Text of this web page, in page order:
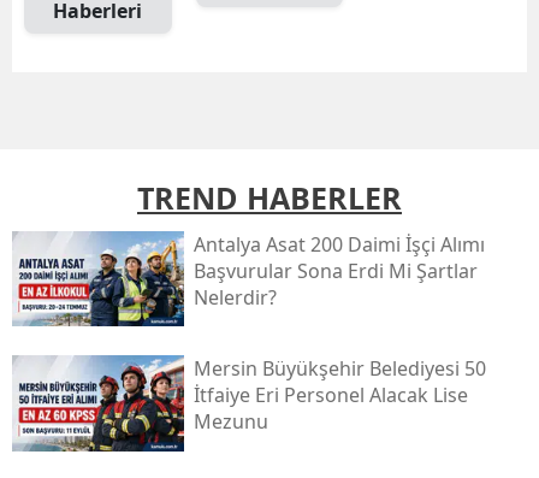
Haberleri
TREND HABERLER
Antalya Asat 200 Daimi İşçi Alımı
Başvurular Sona Erdi Mi Şartlar
Nelerdir?
Mersin Büyükşehir Belediyesi 50
İtfaiye Eri Personel Alacak Lise
Mezunu